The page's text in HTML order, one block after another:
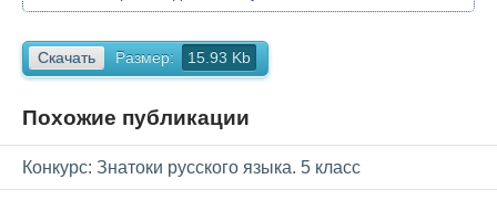
Скачать Размер: 15.93 Kb
Похожие публикации
Конкурс: Знатоки русского языка. 5 класс